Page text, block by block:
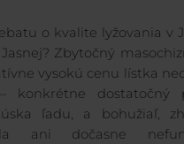
o kvalite lyžovania v
Zbytočný
vysokú cenu lístka
konkrétne dostatočný
ľadu, a bohužiaľ,
ani dočasne